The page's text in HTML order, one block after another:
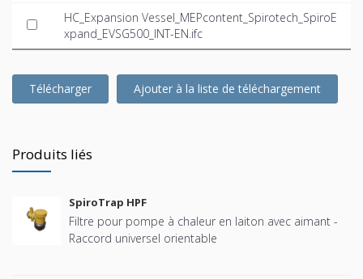
HC_Expansion Vessel_MEPcontent_Spirotech_SpiroE
xpand_EVSG500_INT-EN.ifc
Télécharger Ajouter à la liste de téléchargement
Produits liés
SpiroTrap HPF
Filtre pour pompe à chaleur en laiton avec aimant -
Raccord universel orientable